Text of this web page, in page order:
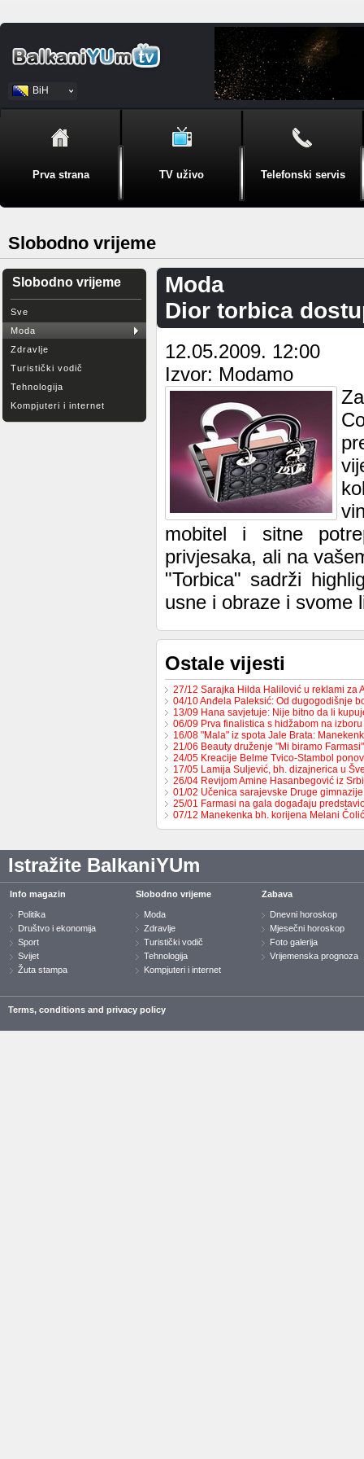
BiH
Srpski
Prva strana TV uživo Telefonski servis
Slobodno vrijeme
Slobodno vrijeme
Sve
Moda
Zdravlje
Turistički vodič
Tehnologija
Kompjuteri i internet
Moda
Dior torbica
12.05.2009. 12:00
Izvor: Modamo
mobitel i sitne
privjesaka, ali na
"Torbica" sadrži
usne i obraze i svome
Ostale vijesti
27/12 Sarajka Hilda Halilović u reklami za
04/10 Anđela Paleksić: Od dugogodišnje
13/09 Hana savjetuje: Nije bitno da li
06/09 Prva finalistica s hidžabom na
16/08 "Mala" iz spota Jale Brata:
21/06 Beauty druženje "Mi biramo
24/05 Kreacije Belme Tvico-Stambol
17/05 Lamija Suljević, bh. dizajnerica u
26/04 Revijom Amine Hasanbegović iz
01/02 Učenica sarajevske Druge
25/01 Farmasi na gala događaju
07/12 Manekenka bh. korijena Melani
Istražite BalkaniYUm
Info magazin
Politika
Društvo i ekonomija
Sport
Svijet
Žuta stampa
Slobodno vrijeme
Moda
Zdravlje
Turistički vodič
Tehnologija
Kompjuteri i internet
Zabava
Dnevni horoskop
Mjesečni horoskop
Foto galerija
Vrijemenska prognoza
Terms, conditions and privacy policy